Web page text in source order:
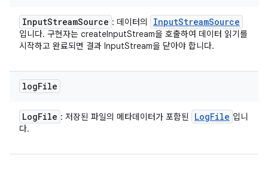
InputStreamSource : 데이터의 InputStreamSource
입니다. 구현자는 createInputStream을 호출하여 데이터 읽기를
시작하고 완료되면 결과 InputStream을 닫아야 합니다.
logFile
LogFile : 저장된 파일의 메타데이터가 포함된 LogFile 입니
다.